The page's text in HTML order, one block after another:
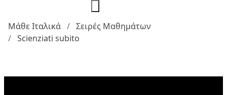
Μάθε Ιταλικά
Σειρές Μαθημάτων
Scienziati subito